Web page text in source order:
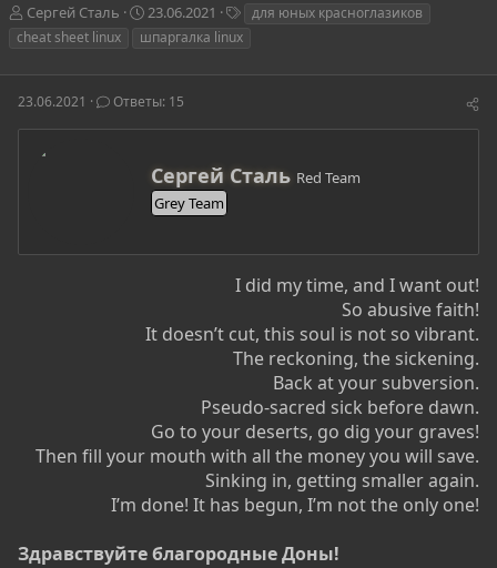
А
в
о
т
е
Сергей Сталь
Д
а
а
а
ч
л
а
23.06.2021
и
для юных красноглазиков
сheat sheet linux
шпаргалка linux
23.06.2021 Ответы: 15
А
в
т
р
Сергей Сталь Red Team
Grey Team
I did my time, and I want out!
So abusive faith!
It doesn’t cut, this soul is not so vibrant.
The reckoning, the sickening.
Back at your subversion.
Pseudo-sacred sick before dawn.
Go to your deserts, go dig your graves!
Then fill your mouth with all the money you will save.
Sinking in, getting smaller again.
I’m done! It has begun, I’m not the only one!
Здравствуйте благородные Доны!